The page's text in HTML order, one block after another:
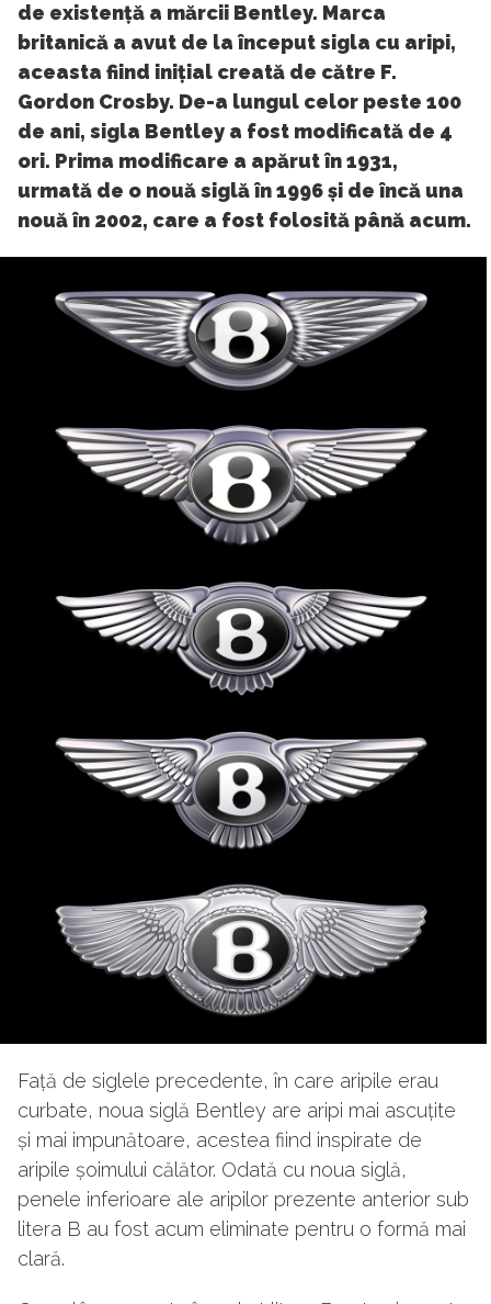
de existență a mărcii Bentley. Marca
britanică a avut de la început sigla cu aripi,
aceasta fiind inițial creată de către F.
Gordon Crosby. De-a lungul celor peste 100
de ani, sigla Bentley a fost modificată de 4
ori. Prima modificare a apărut în 1931,
urmată de o nouă siglă în 1996 și de încă una
nouă în 2002, care a fost folosită până acum.
Față de siglele precedente, în care aripile erau
curbate, noua siglă Bentley are aripi mai ascuțite
și mai impunătoare, acestea fiind inspirate de
aripile șoimului călător. Odată cu noua siglă,
penele inferioare ale aripilor prezente anterior sub
litera B au fost acum eliminate pentru o formă mai
clară.